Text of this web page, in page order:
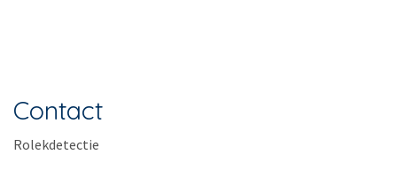
Contact
Rolekdetectie